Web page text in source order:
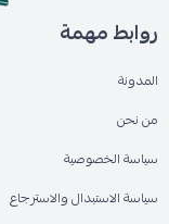
روابط مهمة
المدونة
من نحن
سياسة الخصوصية
سياسة الاستبدال والاسترجاع